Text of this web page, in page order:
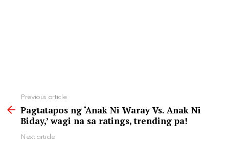
more
Previous article
Pagtatapos ng ‘Anak Ni Waray Vs. Anak Ni
Biday,’ wagi na sa ratings, trending pa!
Next article